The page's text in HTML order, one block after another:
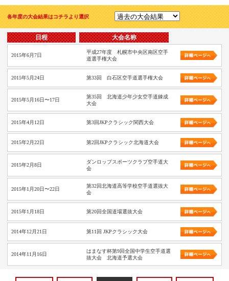
各年度の大会結果はコチラより選択
日程 大会名称
2015年6月7日
平成27年度 札幌市中央区南区空手
道選手権大会
2015年5月24日 第33回 白石区空手道選手権大会
2015年5月16日〜17日
第35回 北海道少年少女空手道錬成
大会
2015年4月12日 第3回JKPクラシック関西大会
2015年2月22日 第2回JKPクラシック北海道大会
2015年2月8日
ダンロップスポーツクラブ空手道大
会
2015年1月20日〜22日
第32回北海道高等学校空手道選抜大
会
2015年1月18日 第20回全国道場選抜大会
2014年12月21日 第11回 JKPクラシック大会
2014年11月16日
はまなす杯第9回全国中学生空手道選
抜大会 北海道予選大会